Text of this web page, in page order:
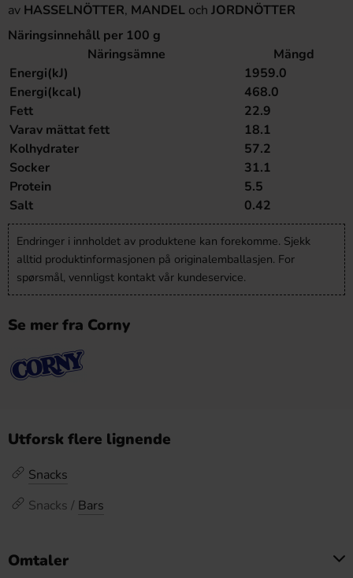
av HASSELNÖTTER, MANDEL och JORDNÖTTER
Näringsinnehåll per 100 g
Näringsämne
Mängd
Energi(kJ)
1959.0
Energi(kcal)
468.0
Fett
22.9
Varav mättat fett
18.1
Kolhydrater
57.2
Socker
31.1
Protein
5.5
Salt
0.42
Endringer i innholdet av produktene kan forekomme. Sjekk
alltid produktinformasjonen på originalemballasjen. For
spørsmål, vennligst kontakt vår kundeservice.
Se mer fra Corny
Utforsk flere lignende
Snacks
Snacks / Bars
Omtaler